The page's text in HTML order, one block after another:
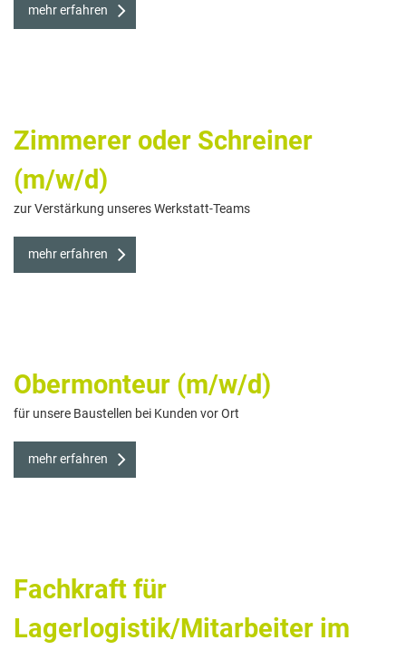
mehr erfahren
Zimmerer oder Schreiner
(m/w/d)
zur Verstärkung unseres Werkstatt-Teams
mehr erfahren
Obermonteur (m/w/d)
für unsere Baustellen bei Kunden vor Ort
mehr erfahren
Fachkraft für
Lagerlogistik/Mitarbeiter im